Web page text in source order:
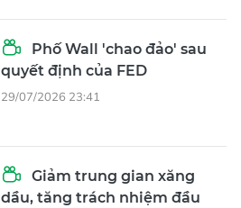
Phố Wall 'chao đảo' sau
quyết định của FED
29/07/2026 23:41
Giảm trung gian xăng
dầu, tăng trách nhiệm đầu